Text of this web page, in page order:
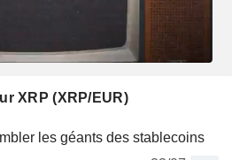
XRP (XRP/EUR)
les géants des stablecoins